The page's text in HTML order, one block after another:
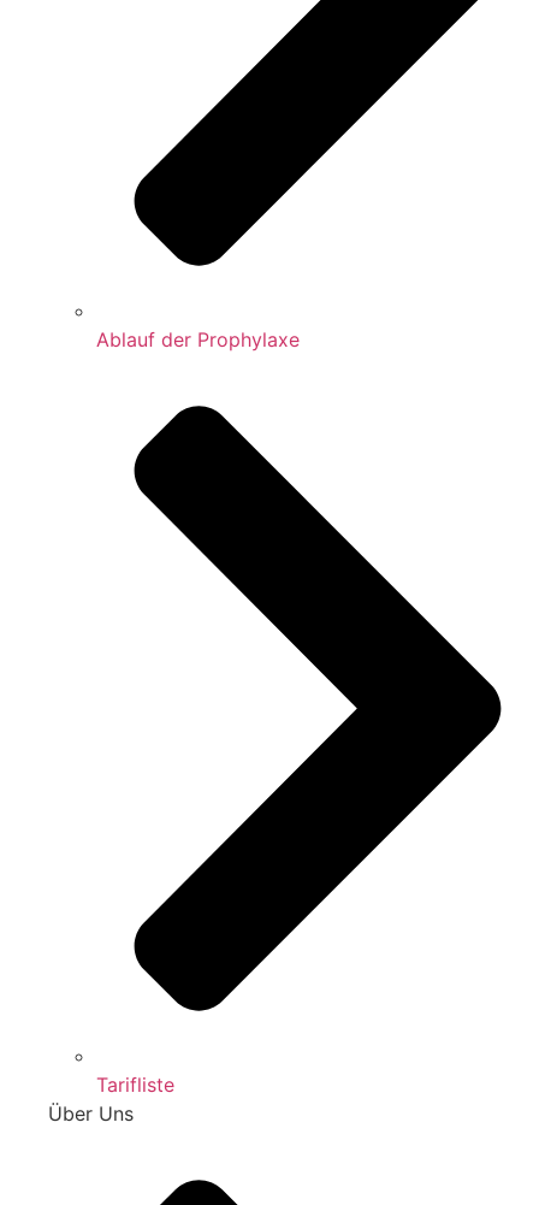
Ablauf der Prophylaxe
Tarifliste
Über Uns